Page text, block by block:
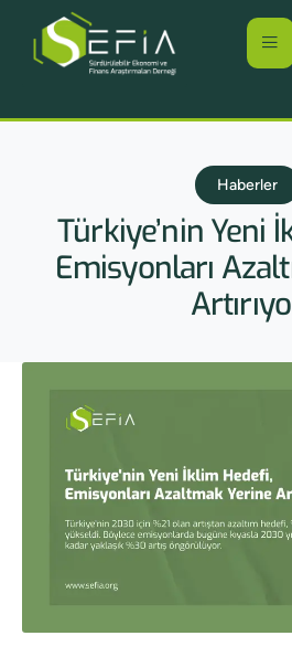
Haberler
Türkiye’nin Yeni
Emisyonları